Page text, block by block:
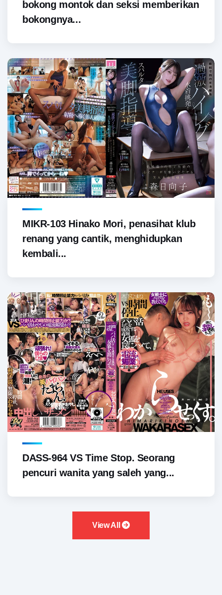
bokong montok dan seksi memberikan
bokongnya...
MIKR-103 Hinako Mori, penasihat klub
renang yang cantik, menghidupkan
kembali...
DASS-964 VS Time Stop. Seorang
pencuri wanita yang saleh yang...
View All